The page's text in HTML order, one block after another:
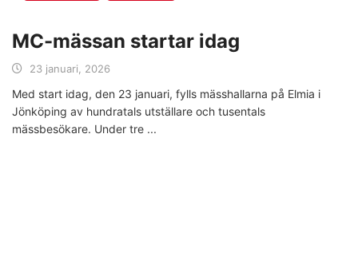
MC-mässan startar idag
23 januari, 2026
Med start idag, den 23 januari, fylls mässhallarna på Elmia i
Jönköping av hundratals utställare och tusentals
mässbesökare. Under tre